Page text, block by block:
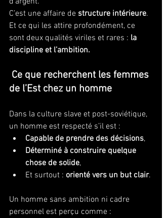
C’est une affaire de structure intérieure.
Et ce qui les attire profondément, ce
sont deux qualités viriles et rares : la
discipline et l’ambition.
de l’Est chez un homme
Dans la culture slave et post-soviétique,
un homme est respecté s’il est :
Capable de prendre des décisions,
Déterminé à construire quelque
chose de solide,
Et surtout : orienté vers un but clair.
Un homme sans ambition ni cadre
personnel est perçu comme :